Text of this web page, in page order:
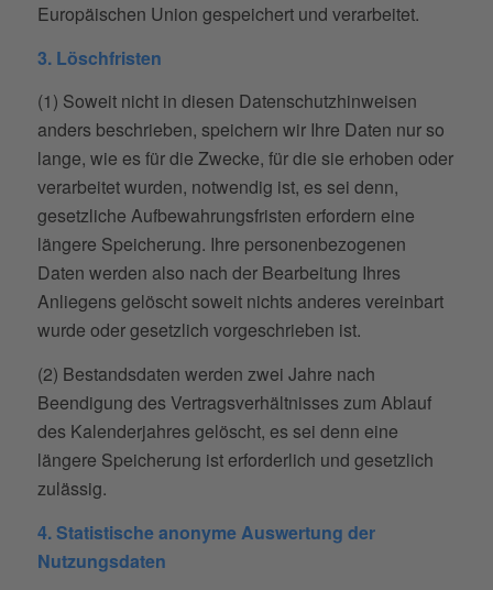
Europäischen Union gespeichert und verarbeitet.
3. Löschfristen
(1) Soweit nicht in diesen Datenschutzhinweisen
anders beschrieben, speichern wir Ihre Daten nur so
lange, wie es für die Zwecke, für die sie erhoben oder
verarbeitet wurden, notwendig ist, es sei denn,
gesetzliche Aufbewahrungsfristen erfordern eine
längere Speicherung. Ihre personenbezogenen
Daten werden also nach der Bearbeitung Ihres
Anliegens gelöscht soweit nichts anderes vereinbart
wurde oder gesetzlich vorgeschrieben ist.
(2) Bestandsdaten werden zwei Jahre nach
Beendigung des Vertragsverhältnisses zum Ablauf
des Kalenderjahres gelöscht, es sei denn eine
längere Speicherung ist erforderlich und gesetzlich
zulässig.
4. Statistische anonyme Auswertung der
Nutzungsdaten